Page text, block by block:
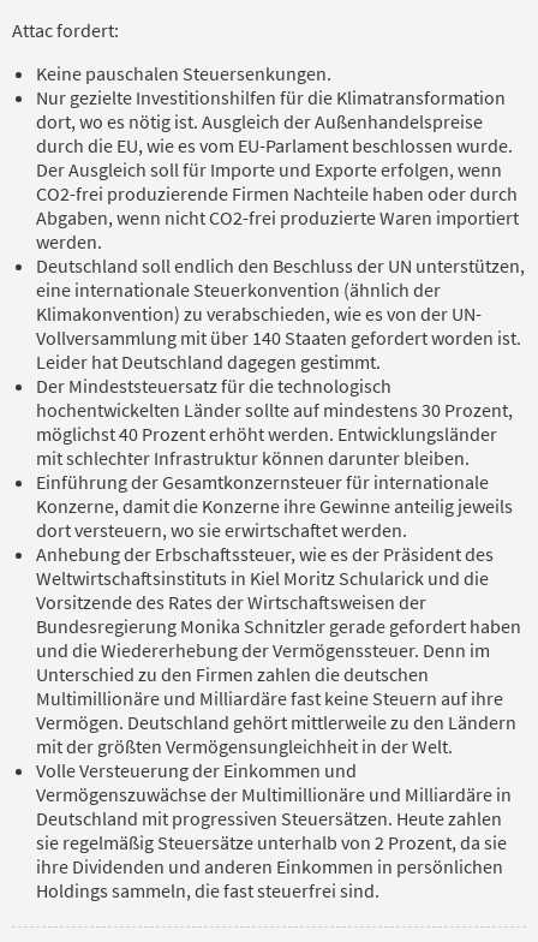
Attac fordert:
Keine pauschalen Steuersenkungen.
Nur gezielte Investitionshilfen für die Klimatransformation
dort, wo es nötig ist. Ausgleich der Außenhandelspreise
durch die EU, wie es vom EU-Parlament beschlossen wurde.
Der Ausgleich soll für Importe und Exporte erfolgen, wenn
CO2-frei produzierende Firmen Nachteile haben oder durch
Abgaben, wenn nicht CO2-frei produzierte Waren importiert
werden.
Deutschland soll endlich den Beschluss der UN unterstützen,
eine internationale Steuerkonvention (ähnlich der
Klimakonvention) zu verabschieden, wie es von der UN-
Vollversammlung mit über 140 Staaten gefordert worden ist.
Leider hat Deutschland dagegen gestimmt.
Der Mindeststeuersatz für die technologisch
hochentwickelten Länder sollte auf mindestens 30 Prozent,
möglichst 40 Prozent erhöht werden. Entwicklungsländer
mit schlechter Infrastruktur können darunter bleiben.
Einführung der Gesamtkonzernsteuer für internationale
Konzerne, damit die Konzerne ihre Gewinne anteilig jeweils
dort versteuern, wo sie erwirtschaftet werden.
Anhebung der Erbschaftssteuer, wie es der Präsident des
Weltwirtschaftsinstituts in Kiel Moritz Schularick und die
Vorsitzende des Rates der Wirtschaftsweisen der
Bundesregierung Monika Schnitzler gerade gefordert haben
und die Wiedererhebung der Vermögenssteuer. Denn im
Unterschied zu den Firmen zahlen die deutschen
Multimillionäre und Milliardäre fast keine Steuern auf ihre
Vermögen. Deutschland gehört mittlerweile zu den Ländern
mit der größten Vermögensungleichheit in der Welt.
Volle Versteuerung der Einkommen und
Vermögenszuwächse der Multimillionäre und Milliardäre in
Deutschland mit progressiven Steuersätzen. Heute zahlen
sie regelmäßig Steuersätze unterhalb von 2 Prozent, da sie
ihre Dividenden und anderen Einkommen in persönlichen
Holdings sammeln, die fast steuerfrei sind.